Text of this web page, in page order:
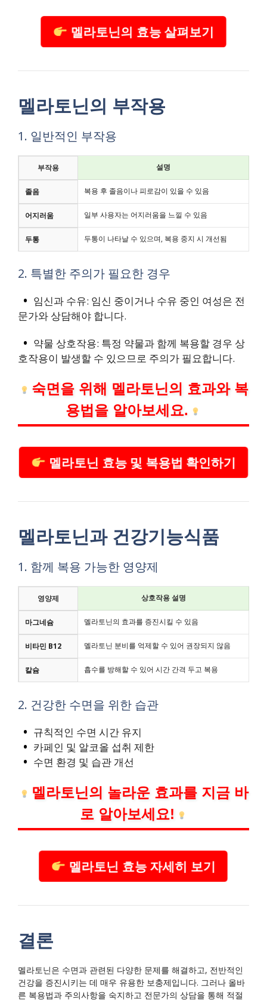
멜라토닌의 효능 살펴보기
멜라토닌의 부작용
1. 일반적인 부작용
부작용 설명
졸음 복용 후 졸음이나 피로감이 있을 수 있음
어지러움 일부 사용자는 어지러움을 느낄 수 있음
두통 두통이 나타날 수 있으며, 복용 중지 시 개선됨
2. 특별한 주의가 필요한 경우
임신과 수유: 임신 중이거나 수유 중인 여성은 전
문가와 상담해야 합니다.
약물 상호작용: 특정 약물과 함께 복용할 경우 상
호작용이 발생할 수 있으므로 주의가 필요합니다.
숙면을 위해 멜라토닌의 효과와 복
용법을 알아보세요.
멜라토닌 효능 및 복용법 확인하기
멜라토닌과 건강기능식품
1. 함께 복용 가능한 영양제
영양제 상호작용 설명
마그네슘 멜라토닌의 효과를 증진시킬 수 있음
비타민 B12 멜라토닌 분비를 억제할 수 있어 권장되지 않음
칼슘 흡수를 방해할 수 있어 시간 간격 두고 복용
2. 건강한 수면을 위한 습관
규칙적인 수면 시간 유지
카페인 및 알코올 섭취 제한
수면 환경 및 습관 개선
멜라토닌의 놀라운 효과를 지금 바
로 알아보세요!
멜라토닌 효능 자세히 보기
결론
멜라토닌은 수면과 관련된 다양한 문제를 해결하고, 전반적인
건강을 증진시키는 데 매우 유용한 보충제입니다. 그러나 올바
른 복용법과 주의사항을 숙지하고 전문가의 상담을 통해 적절